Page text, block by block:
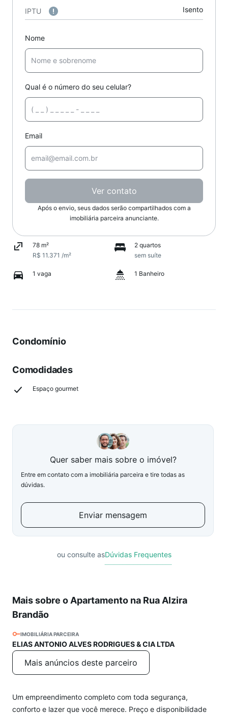
IPTU Isento
Nome
Qual é o número do seu celular?
Email
Ver contato
Após o envio, seus dados serão compartilhados com a
imobiliária parceira anunciante.
78 m²
R$ 11.371 /m²
2 quartos
sem suíte
1 vaga 1 Banheiro
Condomínio
Comodidades
Espaço gourmet
Quer saber mais sobre o imóvel?
Entre em contato com a imobiliária parceira e tire todas as
dúvidas.
Enviar mensagem
ou consulte asDúvidas Frequentes
Mais sobre o Apartamento na Rua Alzira
Brandão
IMOBILIÁRIA PARCEIRA
ELIAS ANTONIO ALVES RODRIGUES & CIA LTDA
Mais anúncios deste parceiro
Um empreendimento completo com toda segurança,
conforto e lazer que você merece. Preço e disponibilidade